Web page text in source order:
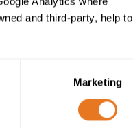
and third-party, help to
Marketing